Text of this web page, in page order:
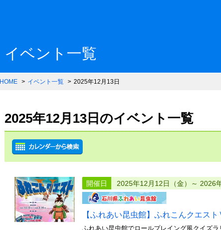
一般財団法人石川県県民ふ
イベント一覧
HOME イベント一覧 2025年12月13日
2025年12月13日のイベント一覧
開催日 2025年12月12日（金）～ 2026
【ふれあい昆虫館】ふれこんクエス
ふれあい昆虫館でロールプレイング風クイ